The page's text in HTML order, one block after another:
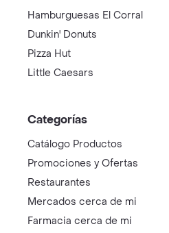
Hamburguesas El Corral
Dunkin' Donuts
Pizza Hut
Little Caesars
Categorías
Catálogo Productos
Promociones y Ofertas
Restaurantes
Mercados cerca de mi
Farmacia cerca de mi